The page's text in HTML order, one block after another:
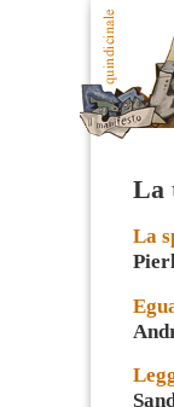
La
La